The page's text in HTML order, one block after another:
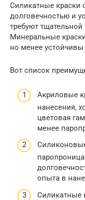
Силикатные краски
долговечностью и
требуют
Минеральные
но менее
Вот список
Акриловые
нанесения,
цветовая
менее
опыта в
Силикатные